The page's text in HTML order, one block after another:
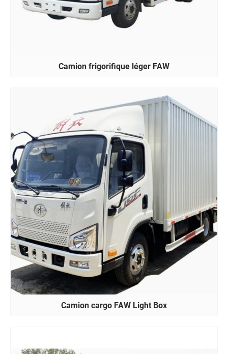
Camion frigorifique léger FAW
Camion cargo FAW Light Box